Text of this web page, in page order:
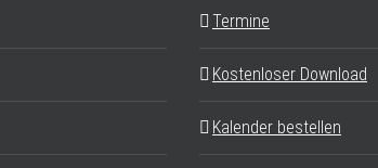
Termine
Kostenloser Download
Kalender bestellen